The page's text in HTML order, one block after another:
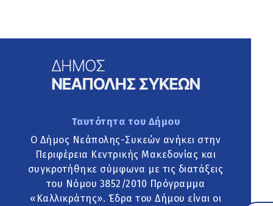
Ταυτότητα του Δήμου
Ο Δήμος Νεάπολης-Συκεών ανήκει στην
Περιφέρεια Κεντρικής Μακεδονίας και
συγκροτήθηκε σύμφωνα με τις διατάξεις
του Νόμου 3852/2010 Πρόγραμμα
«Καλλικράτης». Έδρα του Δήμου είναι οι